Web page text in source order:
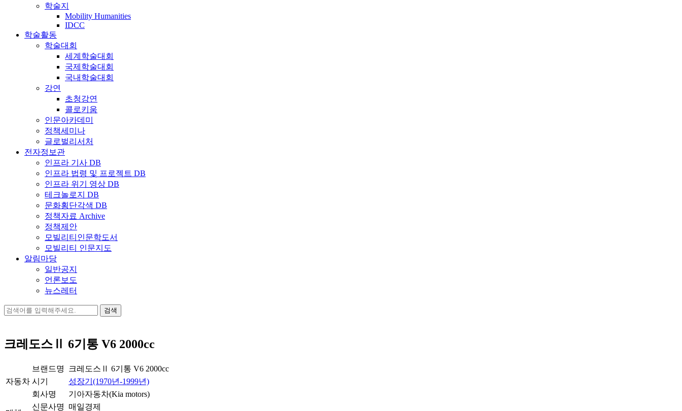
학술지
Mobility Humanities
IDCC
학술활동
학술대회
세계학술대회
국제학술대회
국내학술대회
강연
초청강연
콜로키움
인문아카데미
정책세미나
글로벌리서처
전자정보관
인프라 기사 DB
인프라 법령 및 프로젝트 DB
인프라 위기 영상 DB
테크놀로지 DB
문화횡단각색 DB
정책자료 Archive
정책제안
모빌리티인문학도서
모빌리티 인문지도
알림마당
일반공지
언론보도
뉴스레터
검
크레도스Ⅱ 6기통 V6 2000cc
자동차
브랜드명
크레도스Ⅱ 6기통 V6 2000cc
시기
성장기(1970년-1999년)
회사명
기아자동차(Kia motors)
신문사명 매일경제